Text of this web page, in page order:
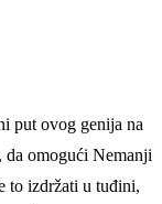
put ovog genija na
da omogući Nemanji
to izdržati u tuđini,